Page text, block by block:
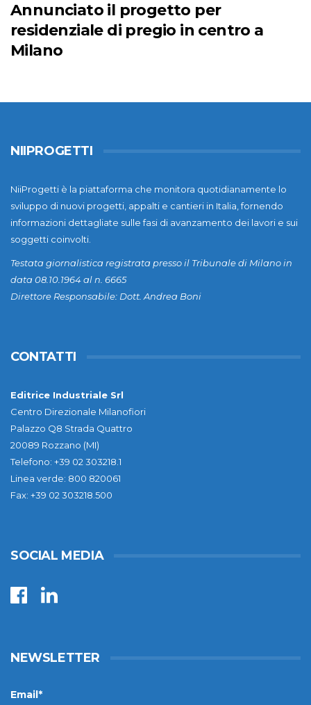
Annunciato il progetto per
residenziale di pregio in centro a
Milano
NIIPROGETTI
NiiProgetti è la piattaforma che monitora quotidianamente lo
sviluppo di nuovi progetti, appalti e cantieri in Italia, fornendo
informazioni dettagliate sulle fasi di avanzamento dei lavori e sui
soggetti coinvolti.
Testata giornalistica registrata presso il Tribunale di Milano in
data 08.10.1964 al n. 6665
Direttore Responsabile: Dott. Andrea Boni
CONTATTI
Editrice Industriale Srl
Centro Direzionale Milanofiori
Palazzo Q8 Strada Quattro
20089 Rozzano (MI)
Telefono: +39 02 303218.1
Linea verde: 800 820061
Fax: +39 02 303218.500
SOCIAL MEDIA
NEWSLETTER
Email*